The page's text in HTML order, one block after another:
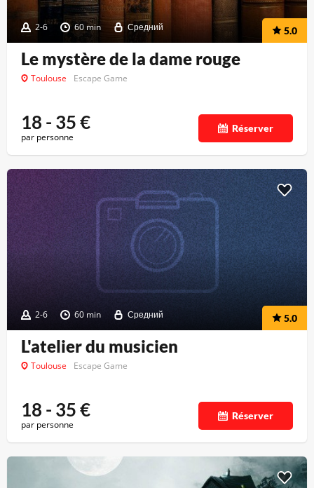
2-6 60 min Средний 5.0
Le mystère de la dame rouge
Toulouse Escape Game
18 - 35€
par personne
Réserver
2-6 60 min Средний 5.0
L'atelier du musicien
Toulouse Escape Game
18 - 35€
par personne
Réserver